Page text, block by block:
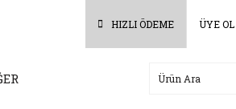
HIZLI ÖDEME ÜYE OL